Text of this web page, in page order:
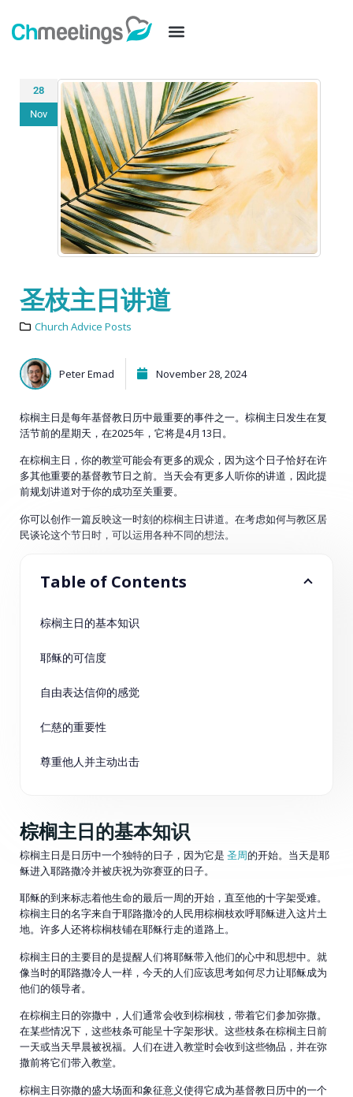
28
Nov
圣枝主日讲道
Church Advice Posts
Peter Emad November 28, 2024
棕榈主日是每年基督教日历中最重要的事件之一。棕榈主日发生在复
活节前的星期天， 在2025年，它将是4月13日。
在棕榈主日，你的教堂可能会有更多的观众，因为这个日子恰好在许
多其他重要的基督教节日之前。当天会有更多人听你的讲道，因此提
前规划讲道对于你的成功至关重要。
你可以创作一篇反映这一时刻的棕榈主日讲道。在考虑如何与教区居
民谈论这个节日时，可以运用各种不同的想法。
Table of Contents
棕榈主日的基本知识
耶稣的可信度
自由表达信仰的感觉
仁慈的重要性
尊重他人并主动出击
棕榈主日的基本知识
棕榈主日是日历中一个独特的日子，因为它是 圣周的开始。当天是耶
稣进入耶路撒冷并被庆祝为弥赛亚的日子。
耶稣的到来标志着他生命的最后一周的开始，直至他的十字架受难。
棕榈主日的名字来自于耶路撒冷的人民用棕榈枝欢呼耶稣进入这片土
地。许多人还将棕榈枝铺在耶稣行走的道路上。
棕榈主日的主要目的是提醒人们将耶稣带入他们的心中和思想中。就
像当时的耶路撒冷人一样，今天的人们应该思考如何尽力让耶稣成为
他们的领导者。
在棕榈主日的弥撒中，人们通常会收到棕榈枝，带着它们参加弥撒。
在某些情况下，这些枝条可能呈十字架形状。这些枝条在棕榈主日前
一天或当天早晨被祝福。人们在进入教堂时会收到这些物品，并在弥
撒前将它们带入教堂。
棕榈主日弥撒的盛大场面和象征意义使得它成为基督教日历中的一个